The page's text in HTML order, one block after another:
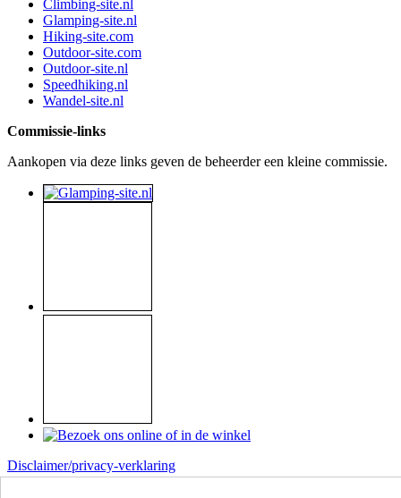
Climbing-site.nl
Glamping-site.nl
Hiking-site.com
Outdoor-site.com
Outdoor-site.nl
Speedhiking.nl
Wandel-site.nl
Commissie-links
Aankopen via deze links geven de beheerder een kleine commissie.
Disclaimer/privacy-verklaring